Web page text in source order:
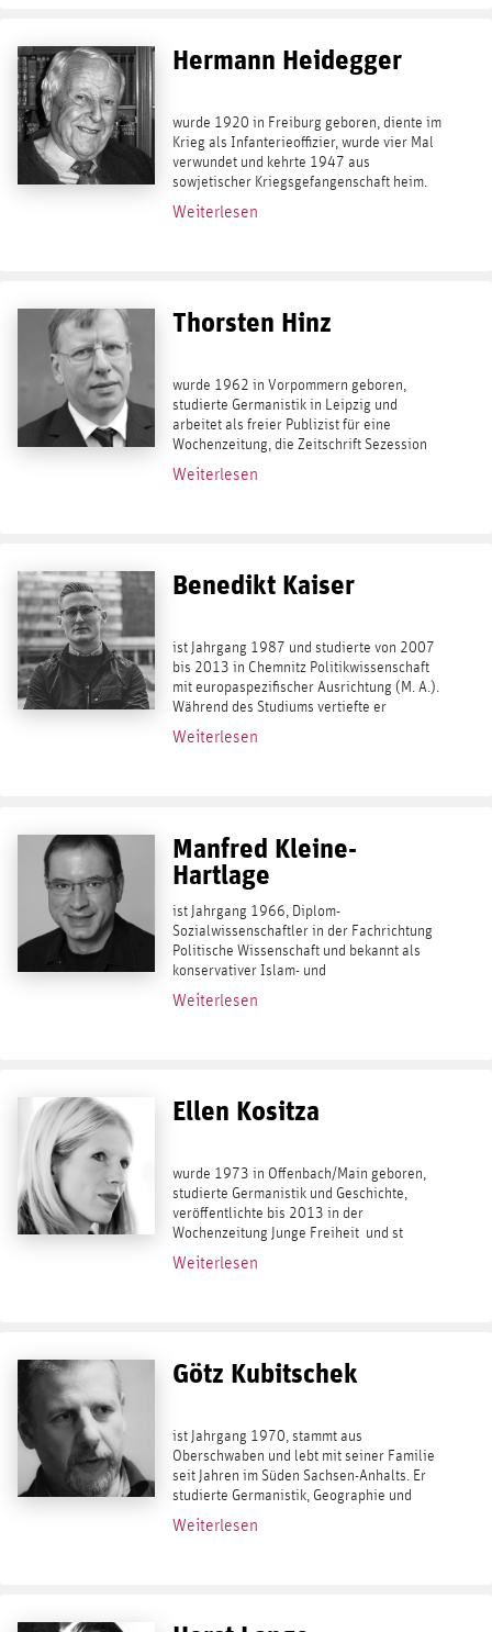
Hermann Heidegger
wurde 1920 in Freiburg geboren, diente im
Krieg als Infanterieoffizier, wurde vier Mal
verwundet und kehrte 1947 aus
sowjetischer Kriegsgefangenschaft heim.
Heidegger arbeitete als Volksschullehrer,
promovierte bei Gerhard Ritter über Die...
Weiterlesen
Thorsten Hinz
wurde 1962 in Vorpommern geboren,
studierte Germanistik in Leipzig und
arbeitet als freier Publizist für eine
Wochenzeitung, die Zeitschrift Sezession
und als Buchautor. 2004 wurde ihm der
Gerhard-Löwenthal-Preis für Journalisten
Weiterlesen
Benedikt Kaiser
ist Jahrgang 1987 und studierte von 2007
bis 2013 in Chemnitz Politikwissenschaft
mit europaspezifischer Ausrichtung (M. A.).
Während des Studiums vertiefte er
insbesondere Internationale Politik,
Politische Theorie und Ideengeschichte
Weiterlesen
Manfred Kleine-
Hartlage
ist Jahrgang 1966, Diplom-
Sozialwissenschaftler in der Fachrichtung
Politische Wissenschaft und bekannt als
konservativer Islam- und
Globalismuskritiker. Im November 2021 ist
Kleine-Hartlages neues Buch erschienen,
Weiterlesen
Ellen Kositza
wurde 1973 in Offenbach/Main geboren,
studierte Germanistik und Geschichte,
veröffentlichte bis 2013 in der
Wochenzeitung Junge Freiheit und st
Trägerin des Gerhard-Löwenthal-Preises
für Journalisten 2008. Sie betreut als...
Weiterlesen
Götz Kubitschek
ist Jahrgang 1970, stammt aus
Oberschwaben und lebt mit seiner Familie
seit Jahren im Süden Sachsen-Anhalts. Er
studierte Germanistik, Geographie und
Philosophie und gründete 2000 den Verlag
Antaios. Seit 2003 ist er außerdem der
Weiterlesen